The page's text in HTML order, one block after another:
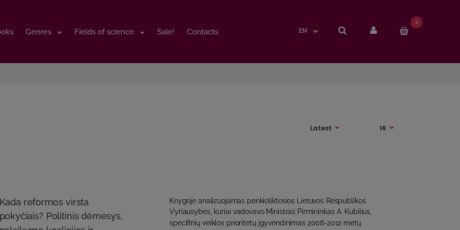
Genres Fields of science Sale! Contacts EN
0
Genres Fields of science Sale! Contacts EN
0
Kada reformos virsta
pokyčiais? Politinis dėmesys,
Knygoje analizuojamas penkioliktosios Lietuvos Respublikos
Vyriausybės, kuriai vadovavo Ministras Pirmininkas A. Kubilius,
specifinių veiklos prioritetų įgyvendinimas 2008-2012 metų